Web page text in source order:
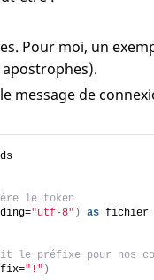
Pour moi, un
message de
le token
"utf-8" ) as fichier
préfixe pour nos
"!" )